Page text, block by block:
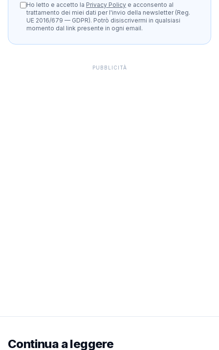
Ho letto e accetto la Privacy Policy e acconsento al
trattamento dei miei dati per l'invio della newsletter (Reg.
UE 2016/679 — GDPR). Potrò disiscrivermi in qualsiasi
momento dal link presente in ogni email.
PUBBLICITÀ
Continua a leggere